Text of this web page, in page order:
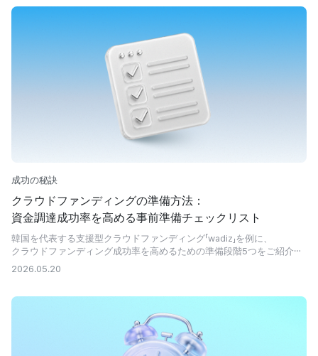
成功の秘訣
クラウドファンディングの準備方法：
資金調達成功率を高める事前準備チェックリスト
韓国を代表する支援型クラウドファンディング「wadiz」を例に、
クラウドファンディング成功率を高めるための準備段階5つをご紹介し
ます。
2026.05.20